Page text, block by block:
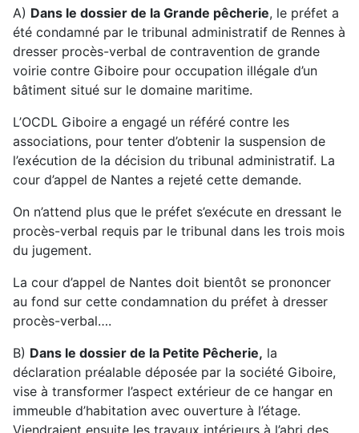
A) Dans le dossier de la Grande pêcherie, le préfet a
été condamné par le tribunal administratif de Rennes à
dresser procès-verbal de contravention de grande
voirie contre Giboire pour occupation illégale d’un
bâtiment situé sur le domaine maritime.
L’OCDL Giboire a engagé un référé contre les
associations, pour tenter d’obtenir la suspension de
l’exécution de la décision du tribunal administratif. La
cour d’appel de Nantes a rejeté cette demande.
On n’attend plus que le préfet s’exécute en dressant le
procès-verbal requis par le tribunal dans les trois mois
du jugement.
La cour d’appel de Nantes doit bientôt se prononcer
au fond sur cette condamnation du préfet à dresser
procès-verbal….
B) Dans le dossier de la Petite Pêcherie, la
déclaration préalable déposée par la société Giboire,
vise à transformer l’aspect extérieur de ce hangar en
immeuble d’habitation avec ouverture à l’étage.